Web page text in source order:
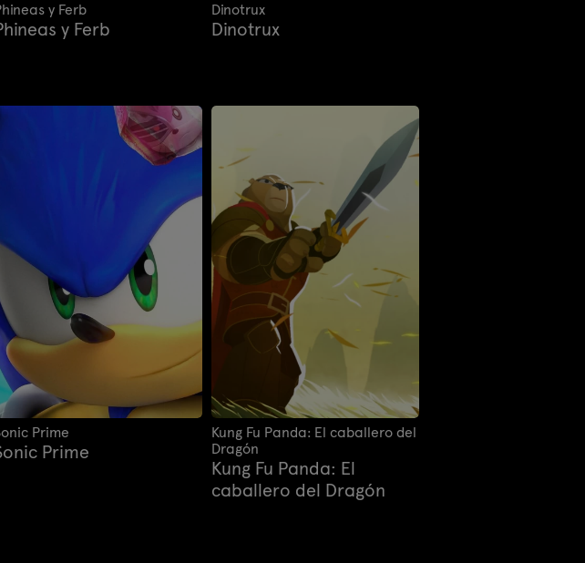
y Ferb
y Ferb
Dinotrux
Dinotrux
Prime
Prime
Kung Fu Panda: El caballero del
Dragón
Kung Fu Panda: El
caballero del Dragón